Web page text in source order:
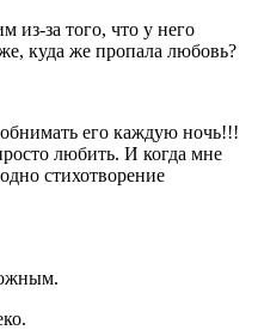
из-за того, что у него
куда же пропала любовь?
его каждую ночь!!!
любить. И когда мне
стихотворение